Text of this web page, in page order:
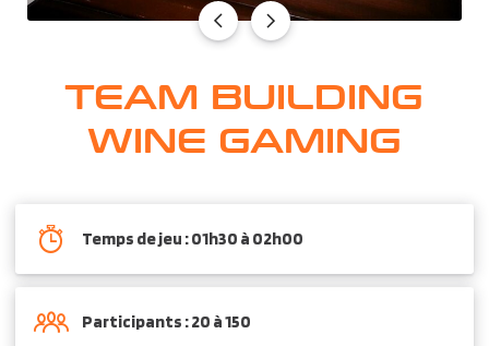
TEAM BUILDING
WINE GAMING
Temps de jeu : 01h30 à 02h00
Participants : 20 à 150